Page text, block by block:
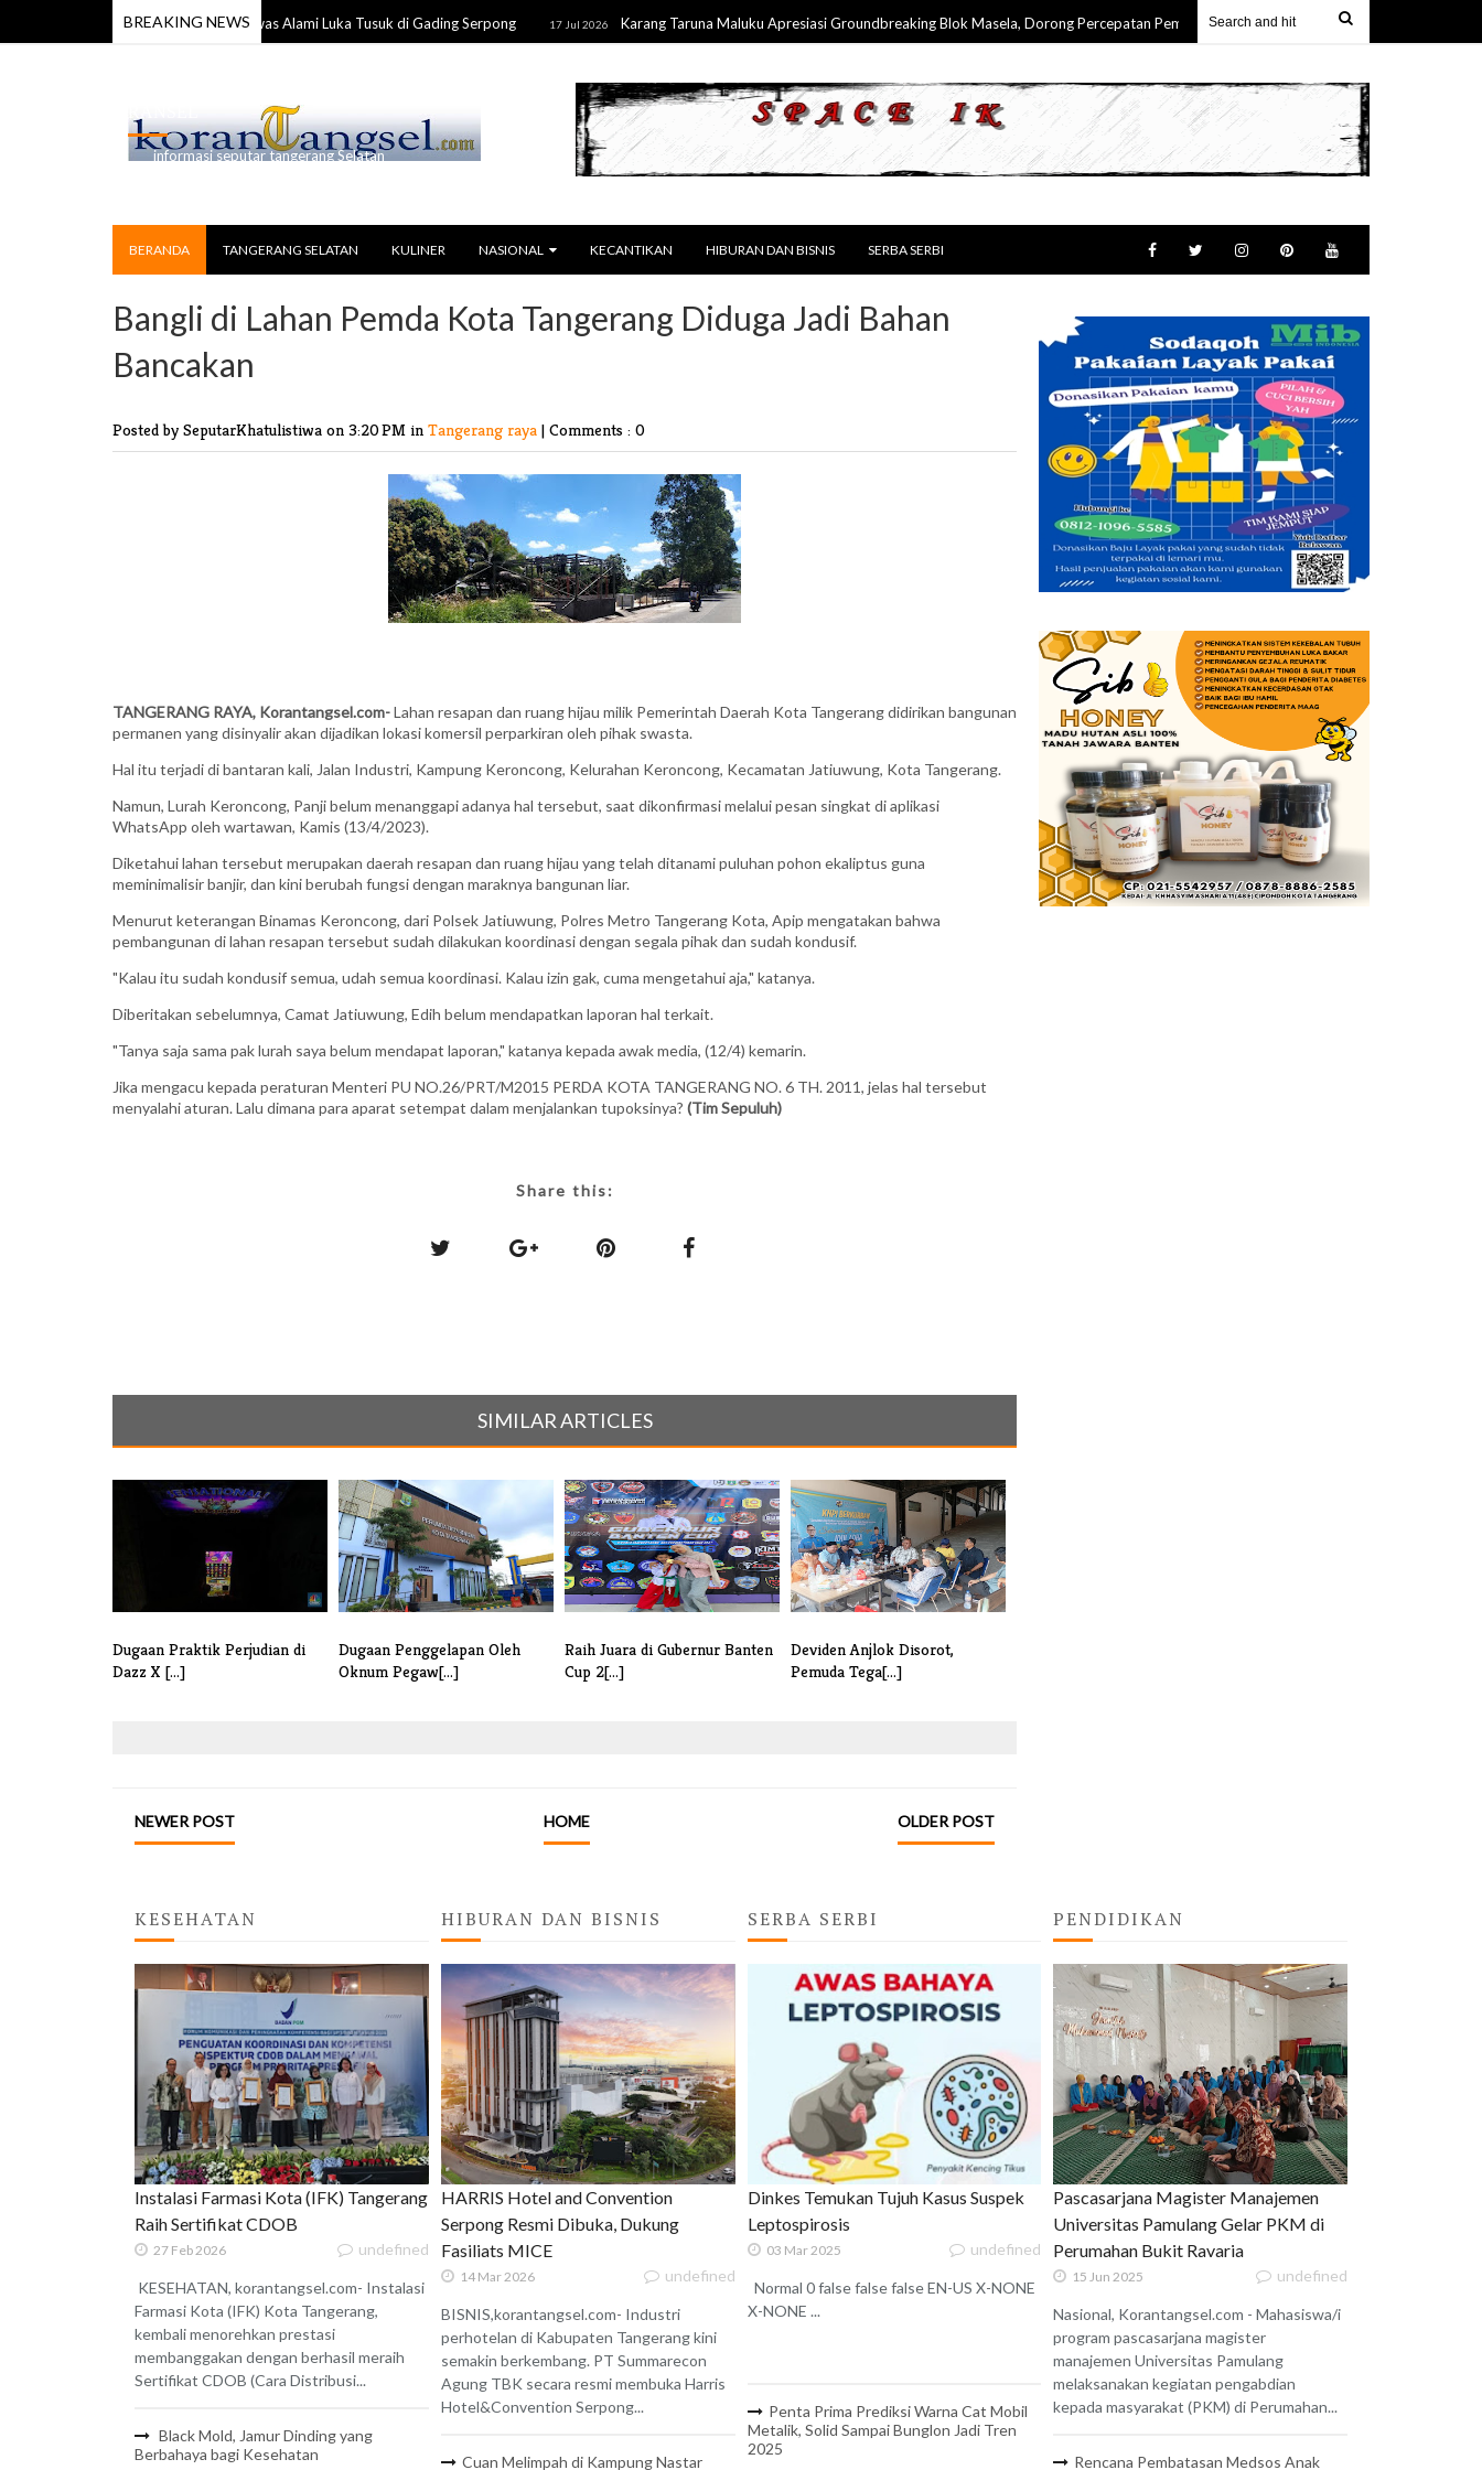
BREAKING NEWS
Anggota TNI Ditemukan Tewas Alami Luka Tusuk di Gading Serpong 17 Jul 2026 Karang Taruna Maluku Apresiasi Groundbreaking Blok Masela, Dorong Percepatan Pembangunan & Keterlibatan Nyata Masyarakat Maluku
informasi seputar tangerang Selatan
BERANDA TANGERANG SELATAN KULINER NASIONAL KECANTIKAN HIBURAN DAN BISNIS SERBA SERBI
Bangli di Lahan Pemda Kota Tangerang Diduga Jadi Bahan
Bancakan
Posted by SeputarKhatulistiwa on 3:20 PM in Tangerang raya | Comments : 0
TANGERANG RAYA, Korantangsel.com-Lahan resapan dan ruang hijau milik Pemerintah Daerah Kota Tangerang didirikan bangunan
permanen yang disinyalir akan dijadikan lokasi komersil perparkiran oleh pihak swasta.
Hal itu terjadi di bantaran kali, Jalan Industri, Kampung Keroncong, Kelurahan Keroncong, Kecamatan Jatiuwung, Kota Tangerang.
Namun, Lurah Keroncong, Panji belum menanggapi adanya hal tersebut, saat dikonfirmasi melalui pesan singkat di aplikasi
WhatsApp oleh wartawan, Kamis (13/4/2023).
Diketahui lahan tersebut merupakan daerah resapan dan ruang hijau yang telah ditanami puluhan pohon ekaliptus guna
meminimalisir banjir, dan kini berubah fungsi dengan maraknya bangunan liar.
Menurut keterangan Binamas Keroncong, dari Polsek Jatiuwung, Polres Metro Tangerang Kota, Apip mengatakan bahwa
pembangunan di lahan resapan tersebut sudah dilakukan koordinasi dengan segala pihak dan sudah kondusif.
"Kalau itu sudah kondusif semua, udah semua koordinasi. Kalau izin gak, cuma mengetahui aja," katanya.
Diberitakan sebelumnya, Camat Jatiuwung, Edih belum mendapatkan laporan hal terkait.
"Tanya saja sama pak lurah saya belum mendapat laporan," katanya kepada awak media, (12/4) kemarin.
Jika mengacu kepada peraturan Menteri PU NO.26/PRT/M2015 PERDA KOTA TANGERANG NO. 6 TH. 2011, jelas hal tersebut
menyalahi aturan. Lalu dimana para aparat setempat dalam menjalankan tupoksinya? (Tim Sepuluh)
Share this:
SIMILAR ARTICLES
Dugaan Praktik Perjudian di
Dazz X [...]
Dugaan Penggelapan Oleh
Oknum Pegaw[...]
Raih Juara di Gubernur Banten
Cup 2[...]
Deviden Anjlok Disorot,
Pemuda Tega[...]
NEWER POST OLDER POST
HOME
KESEHATAN
Instalasi Farmasi Kota (IFK) Tangerang
Raih Sertifikat CDOB
27 Feb 2026 undefined
KESEHATAN, korantangsel.com- Instalasi
Farmasi Kota (IFK) Kota Tangerang,
kembali menorehkan prestasi
membanggakan dengan berhasil meraih
Sertifikat CDOB (Cara Distribusi...
Black Mold, Jamur Dinding yang
Berbahaya bagi Kesehatan
HIBURAN DAN BISNIS
HARRIS Hotel and Convention
Serpong Resmi Dibuka, Dukung
Fasiliats MICE
14 Mar 2026 undefined
BISNIS,korantangsel.com- Industri
perhotelan di Kabupaten Tangerang kini
semakin berkembang. PT Summarecon
Agung TBK secara resmi membuka Harris
Hotel&Convention Serpong...
Cuan Melimpah di Kampung Nastar
SERBA SERBI
Dinkes Temukan Tujuh Kasus Suspek
Leptospirosis
03 Mar 2025 undefined
Normal 0 false false false EN-US X-NONE
X-NONE ...
Penta Prima Prediksi Warna Cat Mobil
Metalik, Solid Sampai Bunglon Jadi Tren
2025
PENDIDIKAN
Pascasarjana Magister Manajemen
Universitas Pamulang Gelar PKM di
Perumahan Bukit Ravaria
15 Jun 2025 undefined
Nasional, Korantangsel.com - Mahasiswa/i
program pascasarjana magister
manajemen Universitas Pamulang
melaksanakan kegiatan pengabdian
kepada masyarakat (PKM) di Perumahan...
Rencana Pembatasan Medsos Anak